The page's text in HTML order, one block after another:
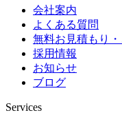
会社案内
よくある質問
無料お見積もり
採用情報
お知らせ
ブログ
Services